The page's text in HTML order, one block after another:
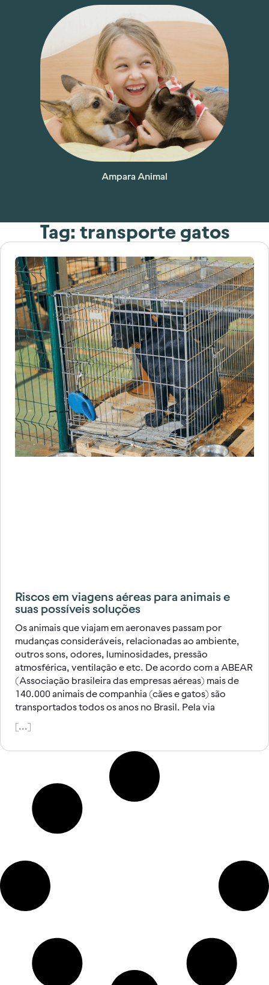
Ampara Animal
Tag: transporte gatos
Riscos em viagens aéreas para animais e
suas possíveis soluções
Os animais que viajam em aeronaves passam por
mudanças consideráveis, relacionadas ao ambiente,
outros sons, odores, luminosidades, pressão
atmosférica, ventilação e etc. De acordo com a ABEAR
(Associação brasileira das empresas aéreas) mais de
140.000 animais de companhia (cães e gatos) são
transportados todos os anos no Brasil. Pela via
[...]